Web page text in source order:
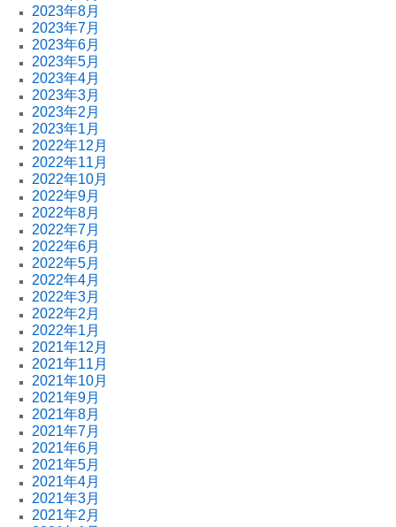
2023年8月
2023年7月
2023年6月
2023年5月
2023年4月
2023年3月
2023年2月
2023年1月
2022年12月
2022年11月
2022年10月
2022年9月
2022年8月
2022年7月
2022年6月
2022年5月
2022年4月
2022年3月
2022年2月
2022年1月
2021年12月
2021年11月
2021年10月
2021年9月
2021年8月
2021年7月
2021年6月
2021年5月
2021年4月
2021年3月
2021年2月